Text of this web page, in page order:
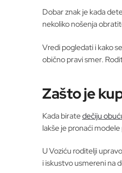
Dobar znak je kada
nekoliko nošenja
Vredi pogledati i kako
obično pravi smer.
Zašto je
Kada biratedečiju
lakše je pronaći
U Voziću roditelji
i iskustvo usmereni na